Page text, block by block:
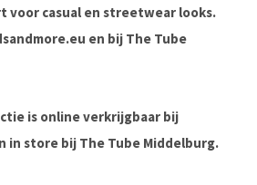
voor casual en streetwear looks.
en bij The Tube
is online verkrijgbaar bij
in store bij The Tube Middelburg.